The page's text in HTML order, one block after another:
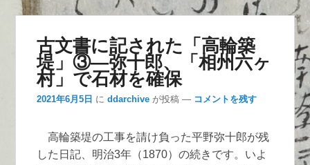
古文書に記された「高輪築
堤」③―弥十郎、「相州六ヶ
村」で石材を確保
2021年6月5日 に ddarchive が投稿 — コメントを残す
高輪築堤の工事を請け負った平野弥十郎が残
した日記、明治3年（1870）の続きです。いよ